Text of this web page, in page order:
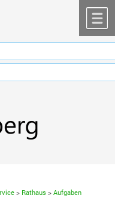
> Rathaus >Aufgaben